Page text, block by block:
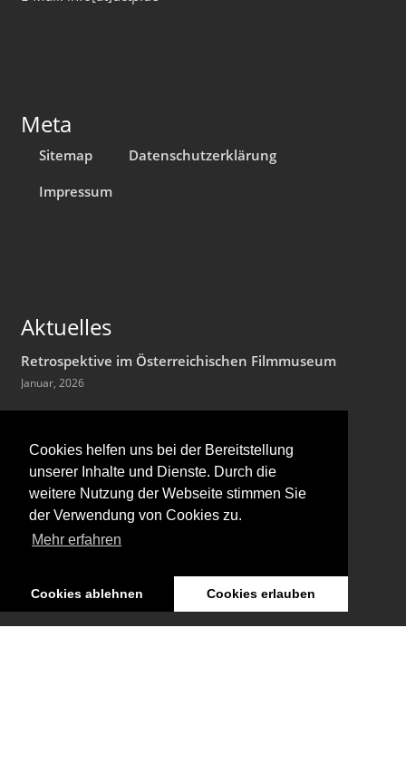
Cookies helfen uns bei der Bereitstellung
unserer Inhalte und Dienste. Durch die
weitere Nutzung der Webseite stimmen Sie
der Verwendung von Cookies zu.
Mehr erfahren
Cookies ablehnen Cookies erlauben
Meta
Sitemap
Datenschutzerklärung
Impressum
Aktuelles
Retrospektive im Österreichischen Filmmuseum
Januar, 2026
Januar, 2026
Zum 90. Geburtstag von Hans Jürgen Syberberg
Dezember, 2025